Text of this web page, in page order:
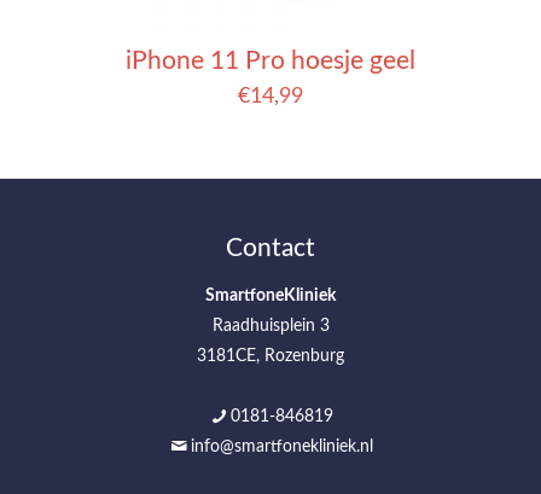
iPhone 11 Pro hoesje geel
€14,99
Contact
SmartfoneKliniek
Raadhuisplein 3
3181CE, Rozenburg
0181-846819
info@smartfonekliniek.nl